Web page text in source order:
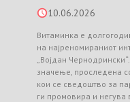
10.06.2026
Витаминка е
на најреномираниот
„Војдан
значење, проследена
кои се сведоштво за
ги промовира и негува